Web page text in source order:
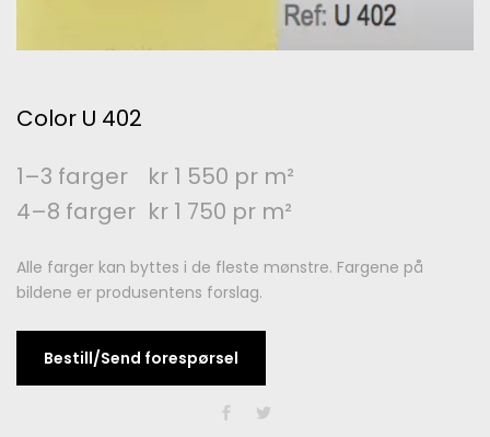
Color U 402
1–3 farger
kr 1 550 pr m²
4–8 farger kr 1 750 pr m²
Alle farger kan byttes i de fleste mønstre. Fargene på
bildene er produsentens forslag.
Bestill/Send forespørsel